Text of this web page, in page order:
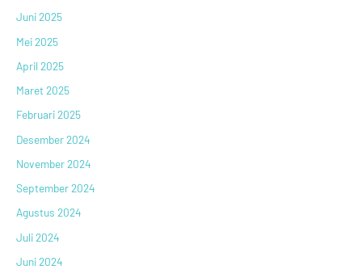
Juni 2025
Mei 2025
April 2025
Maret 2025
Februari 2025
Desember 2024
November 2024
September 2024
Agustus 2024
Juli 2024
Juni 2024